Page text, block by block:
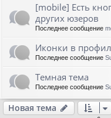
[mobile] Есть
других юзеров
Последнее сообщение
Иконки в
Последнее сообщение
Темная тема
Последнее сообщение
Новая тема